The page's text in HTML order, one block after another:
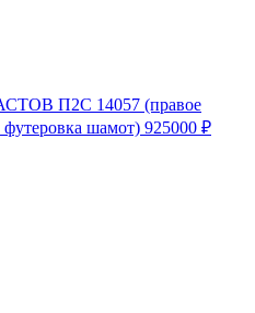
П2С 14057 (правое
шамот) 925000 ₽